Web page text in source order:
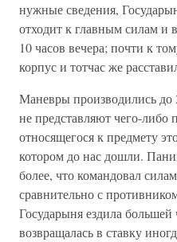
нужные сведения,
отходит к главным силам и
10 часов вечера; почти к
корпус и тотчас же
Маневры производились до
не представляют чего-либо
относящегося к предмету
котором до нас дошли.
более, что командовал
сравнительно с
Государыня ездила
возвращалась в ставку